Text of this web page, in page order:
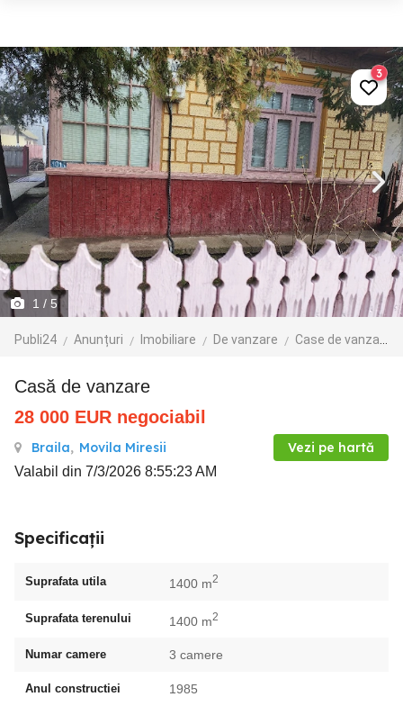
1 / 5
Publi24 Anunțuri Imobiliare De vanzare Case de vanzare
3
Casă de vanzare
28 000 EUR negociabil
Braila, Movila Miresii Vezi pe hartă
Valabil din 7/3/2026 8:55:23 AM
Specificații
Suprafata utila 1400 m2
Suprafata terenului 1400 m2
Numar camere 3 camere
Anul constructiei 1985